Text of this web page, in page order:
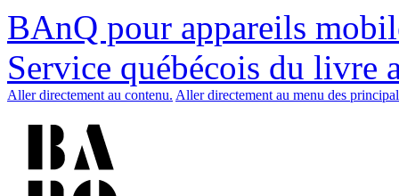
BAnQ pour appareils
Service québécois du livre
Aller directement au contenu. Aller directement au menu des